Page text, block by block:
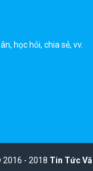
học hỏi, chia sẻ, vv.
- 2018 Tin Tức